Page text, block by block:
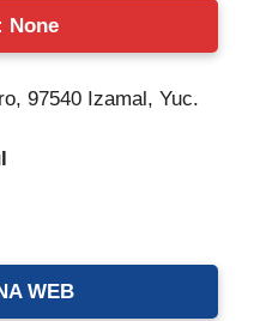
None
97540 Izamal, Yuc.
WEB